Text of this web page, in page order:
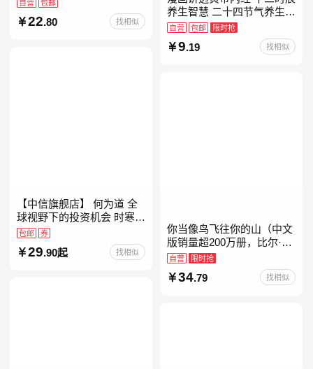
自营 包邮
22.80 找相似
养生智慧 二十四节气养生智
慧 中医八大名著之一养生图
解 皇帝内经漫画版原版
自营 包邮 限时抢
9.19 找相似
【中信旗舰店】 何为道 全
球视野下的投资机会 时寒冰
大道 段永平投资问答录穷查
理宝典 红利指数基金指南芒
格之道 纳瓦尔
包邮 券
29.90起 找相似
你当像鸟飞往你的山（中文
版销量超200万册，比尔·盖
茨年度特别推荐！登顶《纽
约时报》畅销榜80+周，这
本书比你听说的还要
自营 限时抢
34.79 找相似